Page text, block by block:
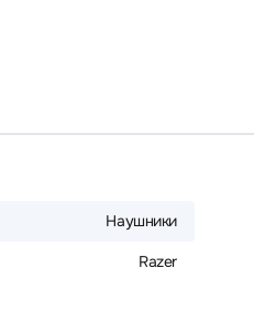
Наушники
Razer